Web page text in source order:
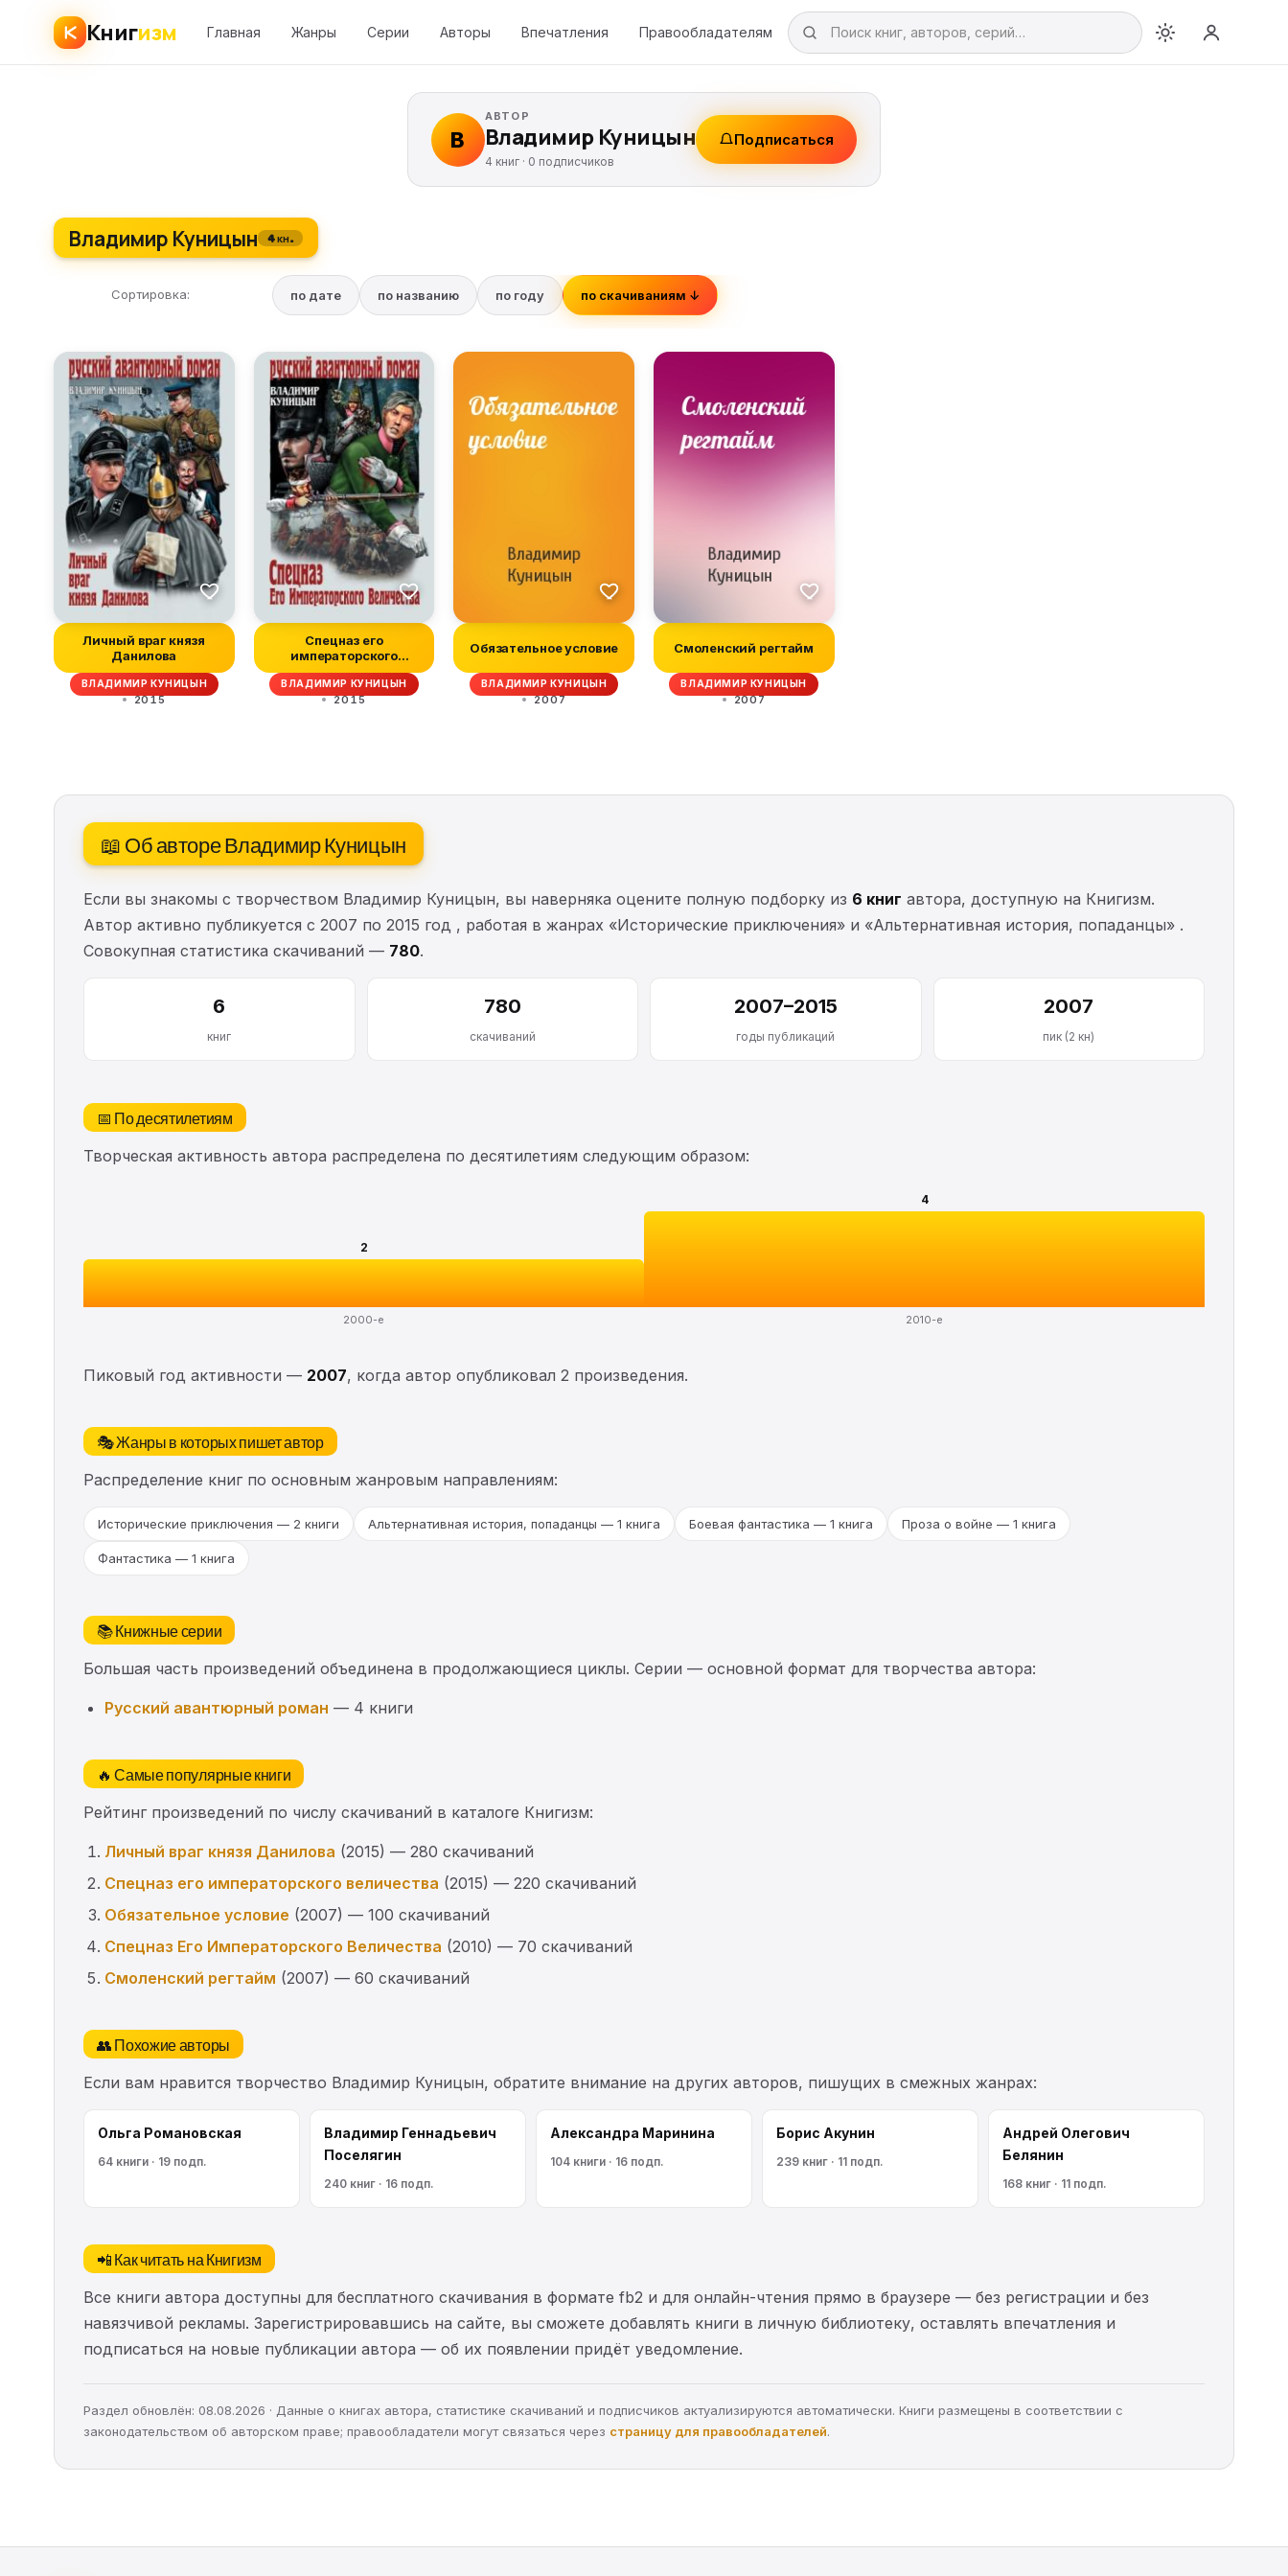
Книгизм Главная Жанры Серии Авторы Впечатления Правообладателям
В
АВТОР
Владимир Куницын
4 книг · 0 подписчиков
Подписаться
Владимир Куницын 4 кн.
Сортировка: по дате по названию по году по скачиваниям ↓
Личный враг князя
Данилова
ВЛАДИМИР КУНИЦЫН
2015
Спецназ его
императорского
величества
ВЛАДИМИР КУНИЦЫН
2015
Обязательное условие
ВЛАДИМИР КУНИЦЫН
2007
Смоленский регтайм
ВЛАДИМИР КУНИЦЫН
2007
📖 Об авторе Владимир Куницын
Если вы знакомы с творчеством Владимир Куницын, вы наверняка оцените полную подборку из 6 книг автора, доступную на Книгизм.
Автор активно публикуется с 2007 по 2015 год , работая в жанрах «Исторические приключения» и «Альтернативная история, попаданцы» .
Совокупная статистика скачиваний — 780.
6
книг
780
скачиваний
2007–2015
годы публикаций
2007
пик (2 кн)
📅 По десятилетиям
Творческая активность автора распределена по десятилетиям следующим образом:
2
2000-е
4
2010-е
Пиковый год активности — 2007, когда автор опубликовал 2 произведения.
🎭 Жанры в которых пишет автор
Распределение книг по основным жанровым направлениям:
Исторические приключения — 2 книги Альтернативная история, попаданцы — 1 книга Боевая фантастика — 1 книга Проза о войне — 1 книга
Фантастика — 1 книга
📚 Книжные серии
Большая часть произведений объединена в продолжающиеся циклы. Серии — основной формат для творчества автора:
Русский авантюрный роман — 4 книги
🔥 Самые популярные книги
Рейтинг произведений по числу скачиваний в каталоге Книгизм:
Личный враг князя Данилова (2015) — 280 скачиваний
Спецназ его императорского величества (2015) — 220 скачиваний
Обязательное условие (2007) — 100 скачиваний
Спецназ Его Императорского Величества (2010) — 70 скачиваний
Смоленский регтайм (2007) — 60 скачиваний
👥 Похожие авторы
Если вам нравится творчество Владимир Куницын, обратите внимание на других авторов, пишущих в смежных жанрах:
Ольга Романовская
64 книги · 19 подп.
Владимир Геннадьевич
Поселягин
240 книг · 16 подп.
Александра Маринина
104 книги · 16 подп.
Борис Акунин
239 книг · 11 подп.
Андрей Олегович
Белянин
168 книг · 11 подп.
📲 Как читать на Книгизм
Все книги автора доступны для бесплатного скачивания в формате fb2 и для онлайн-чтения прямо в браузере — без регистрации и без
навязчивой рекламы. Зарегистрировавшись на сайте, вы сможете добавлять книги в личную библиотеку, оставлять впечатления и
подписаться на новые публикации автора — об их появлении придёт уведомление.
Раздел обновлён: 08.08.2026 · Данные о книгах автора, статистике скачиваний и подписчиков актуализируются автоматически. Книги размещены в соответствии с
законодательством об авторском праве; правообладатели могут связаться через страницу для правообладателей.